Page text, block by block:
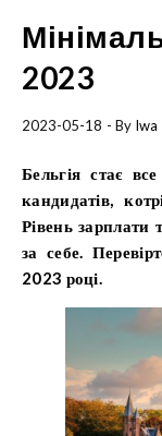
2023
2023-05-18 - By Iwa
Бельгія стає
кандидатів,
Рівень зарплати
за себе.
2023 році.